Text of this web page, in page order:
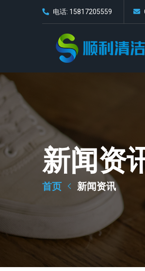
电话: 15817205559
新闻资
首页 新闻资讯